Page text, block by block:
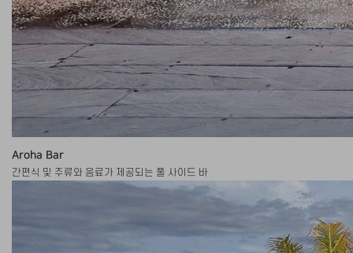
Aroha Bar
간편식 및 주류와 음료가 제공되는 풀 사이드 바